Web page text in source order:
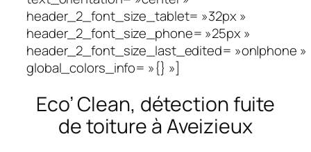
header_2_font_size_tablet= »32px »
header_2_font_size_phone= »25px »
header_2_font_size_last_edited= »on|phone »
global_colors_info= »{} »]
Eco’ Clean, détection fuite
de toiture à Aveizieux